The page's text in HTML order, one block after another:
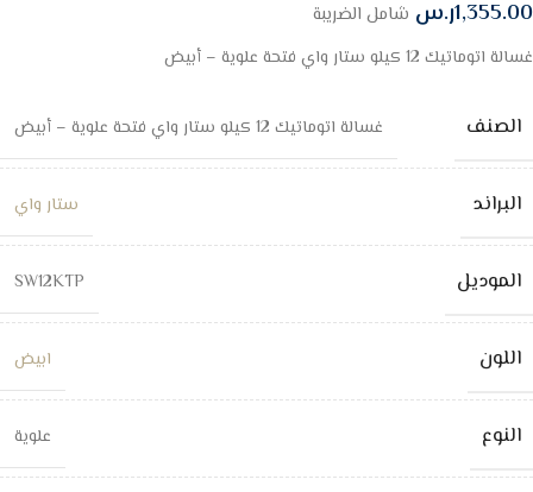
1,355.00ر.س شامل الضريبة
غسالة اتوماتيك 12 كيلو ستار واي فتحة علوية – أبيض
الصنف غسالة اتوماتيك 12 كيلو ستار واي فتحة علوية – أبيض
البراند ستار واي
الموديل SW12KTP
اللون ابيض
النوع علوية